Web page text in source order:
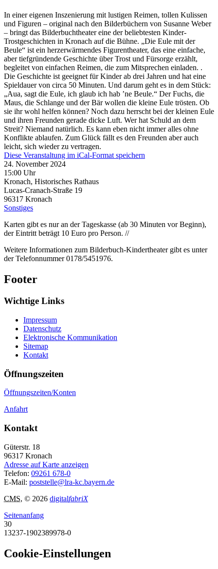
In einer eigenen Inszenierung mit lustigen Reimen, tollen Kulissen
und Figuren – original nach den Bilderbüchern von Susanne Weber
– bringt das Bilderbuchtheater eine der beliebtesten Kinder-
Trostgeschichten in Kronach auf die Bühne. „Die Eule mit der
Beule“ ist ein herzerwärmendes Figurentheater, das eine einfache,
aber tiefgründende Geschichte über Trost und Fürsorge erzählt,
begleitet von einfachen Reimen, die zum Mitsprechen einladen. .
Die Geschichte ist geeignet für Kinder ab drei Jahren und hat eine
Spieldauer von circa 50 Minuten. Und darum geht es in dem Stück:
„Aua, sagt die Eule, ich glaub ich hab ’ne Beule.“ Der Fuchs, die
Maus, die Schlange und der Bär wollen die kleine Eule trösten. Ob
sie ihr wohl helfen können? Noch dazu herrscht bei der kleinen Eule
und ihren Freunden gerade dicke Luft. Wer hat Schuld an dem
Streit? Niemand natürlich. Es kann eben nicht immer alles ohne
Konflikte ablaufen. Zum Glück fällt es den Freunden aber auch
leicht, sich wieder zu vertragen.
Diese Veranstaltung im iCal-Format speichern
24. November 2024
15:00 Uhr
Kronach, Historisches Rathaus
Lucas-Cranach-Straße 19
96317 Kronach
Sonstiges
Karten gibt es nur an der Tageskasse (ab 30 Minuten vor Beginn),
der Eintritt beträgt 10 Euro pro Person. //
Weitere Informationen zum Bilderbuch-Kindertheater gibt es unter
der Telefonnummer 0178/5451976.
Footer
Wichtige Links
Impressum
Datenschutz
Elektronische Kommunikation
Sitemap
Kontakt
Öffnungszeiten
Öffnungszeiten/Konten
Anfahrt
Kontakt
Güterstr. 18
96317 Kronach
Adresse auf Karte anzeigen
Telefon: 09261 678-0
E-Mail: poststelle@lra-kc.bayern.de
CMS, © 2026 digitalfabriX
Seitenanfang
30
13237-1902389978-0
Cookie-Einstellungen